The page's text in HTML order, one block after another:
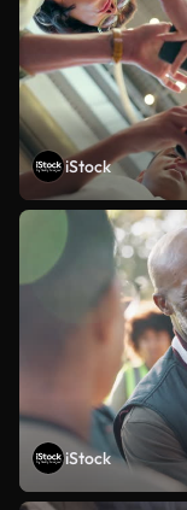
iStock
iStock